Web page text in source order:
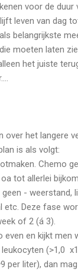
voor de duur
leven van dag
belangrijkste
moeten laten
het juiste
over het langere
is als volgt:
Chemo
tot allerlei
- weerstand,
etc. Deze fase
of 2 (á 3).
even en kijkt men
(>1,0
per liter), dan